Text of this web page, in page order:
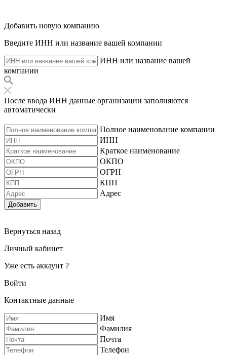
Добавить новую компанию
Введите ИНН или название вашей компании
ИНН или название вашей
компании
После ввода ИНН данные организации заполняются
автоматически
Полное наименование компании
ИНН
Краткое наименование
ОКПО
ОГРН
КПП
Адрес
Добавить
Вернуться назад
Личный кабинет
Уже есть аккаунт ?
Войти
Контактные данные
Имя
Фамилия
Почта
Телефон